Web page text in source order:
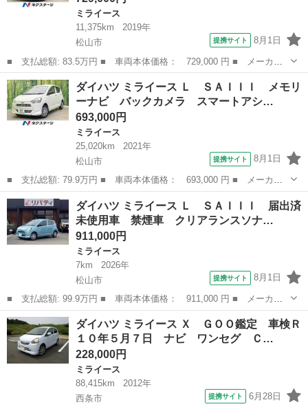
ミライース
11,375km
2019年
松山市
提携サイト 8月1日
■ 支払総額: 83.5万円 ■ 車両本体価格： 729,000 円 ■ メーカー
名： ダイハツ ■ 車種名： ミライース ■ グレード名： Ｇ リ
ミテッドＳＡＩＩＩ スマートアシスト３ 純正ナビ Ｂｌｕｅｔｏ
ｏｔｈ再生 ...
愛媛 松山市 ミライース
ダイハツ ミライース Ｌ ＳＡＩＩＩ メモリ
ーナビ バックカメラ スマートアシ…
693,000円
ミライース
25,020km
2021年
松山市
提携サイト 8月1日
■ 支払総額: 79.9万円 ■ 車両本体価格： 693,000 円 ■ メーカー
名： ダイハツ ■ 車種名： ミライース ■ グレード名： Ｌ Ｓ
ＡＩＩＩ メモリーナビ バックカメラ スマートアシスト 禁煙
車 ドラレコ ...
愛媛 松山市 ミライース
ダイハツ ミライース Ｌ ＳＡＩＩＩ 届出済
未使用車 禁煙車 クリアランスソナ…
911,000円
ミライース
7km
2026年
松山市
提携サイト 8月1日
■ 支払総額: 99.9万円 ■ 車両本体価格： 911,000 円 ■ メーカー
名： ダイハツ ■ 車種名： ミライース ■ グレード名： Ｌ Ｓ
ＡＩＩＩ 届出済未使用車 禁煙車 クリアランスソナー 衝突被害
軽減システム...
愛媛 松山市 ミライース
ダイハツ ミライース Ｘ ＧＯＯ鑑定 車検Ｒ
１０年５月７日 ナビ ワンセグ Ｃ…
228,000円
ミライース
88,415km
2012年
西条市
提携サイト 6月28日